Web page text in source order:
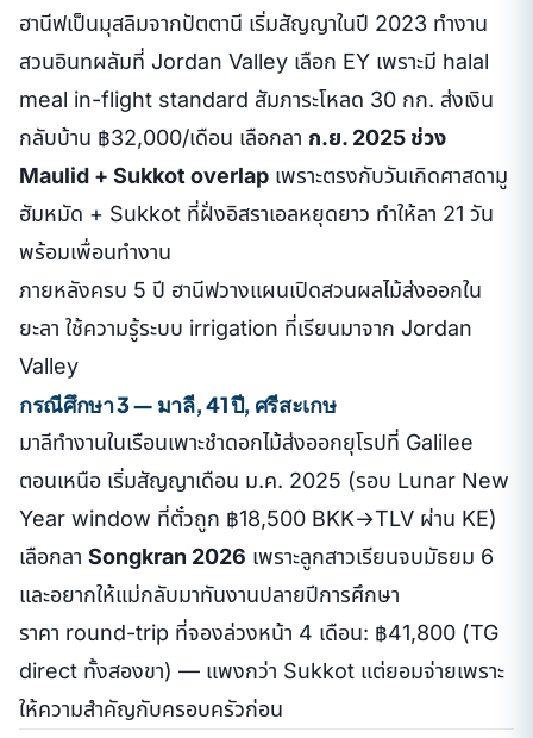
ฮานีฟเป็นมุสลิมจากปัตตานี เริ่มสัญญาในปี 2023 ทำงาน
สวนอินทผลัมที่ Jordan Valley เลือก EY เพราะมี halal
meal in-flight standard สัมภาระโหลด 30 กก. ส่งเงิน
กลับบ้าน ฿32,000/เดือน เลือกลา ก.ย. 2025 ช่วง
Maulid + Sukkot overlap เพราะตรงกับวันเกิดศาสดามู
ฮัมหมัด + Sukkot ที่ฝั่งอิสราเอลหยุดยาว ทำให้ลา 21 วัน
พร้อมเพื่อนทำงาน
ภายหลังครบ 5 ปี ฮานีฟวางแผนเปิดสวนผลไม้ส่งออกใน
ยะลา ใช้ความรู้ระบบ irrigation ที่เรียนมาจาก Jordan
Valley
กรณีศึกษา 3 — มาลี, 41 ปี, ศรีสะเกษ
มาลีทำงานในเรือนเพาะชำดอกไม้ส่งออกยุโรปที่ Galilee
ตอนเหนือ เริ่มสัญญาเดือน ม.ค. 2025 (รอบ Lunar New
Year window ที่ตั๋วถูก ฿18,500 BKK→TLV ผ่าน KE)
เลือกลา Songkran 2026 เพราะลูกสาวเรียนจบมัธยม 6
และอยากให้แม่กลับมาทันงานปลายปีการศึกษา
ราคา round-trip ที่จองล่วงหน้า 4 เดือน: ฿41,800 (TG
direct ทั้งสองขา) — แพงกว่า Sukkot แต่ยอมจ่ายเพราะ
ให้ความสำคัญกับครอบครัวก่อน